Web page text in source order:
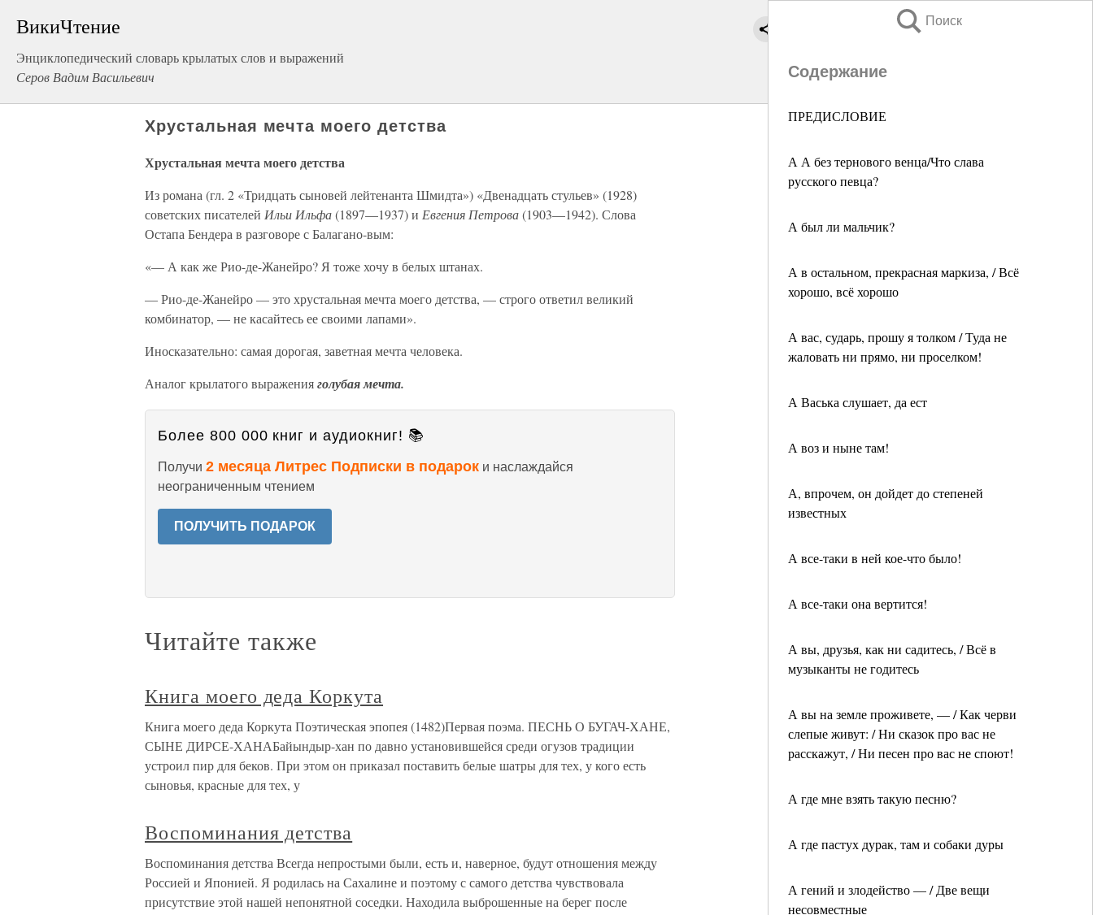
ВикиЧтение
Энциклопедический словарь крылатых слов и выражений
Серов Вадим Васильевич
Поиск
Содержание
ПРЕДИСЛОВИЕ
А А без тернового венца/Что слава
русского певца?
А был ли мальчик?
А в остальном, прекрасная маркиза, / Всё
хорошо, всё хорошо
А вас, сударь, прошу я толком / Туда не
жаловать ни прямо, ни проселком!
А Васька слушает, да ест
А воз и ныне там!
А, впрочем, он дойдет до степеней
известных
А все-таки в ней кое-что было!
А все-таки она вертится!
А вы, друзья, как ни садитесь, / Всё в
музыканты не годитесь
А вы на земле проживете, — / Как черви
слепые живут: / Ни сказок про вас не
расскажут, / Ни песен про вас не споют!
А где мне взять такую песню?
А где пастух дурак, там и собаки дуры
А гений и злодейство — / Две вещи
несовместные
Хрустальная мечта моего детства
Хрустальная мечта моего детства
Из романа (гл. 2 «Тридцать сыновей лейтенанта Шмидта») «Двенадцать стульев» (1928)
советских писателей Ильи Ильфа(1897—1937) и Евгения Петрова(1903—1942). Слова
Остапа Бендера в разговоре с Балагано-вым:
«— А как же Рио-де-Жанейро? Я тоже хочу в белых штанах.
— Рио-де-Жанейро — это хрустальная мечта моего детства, — строго ответил великий
комбинатор, — не касайтесь ее своими лапами».
Иносказательно: самая дорогая, заветная мечта человека.
Аналог крылатого выраженияголубая мечта.
Более 800 000 книг и аудиокниг! 📚
Получи 2 месяца Литрес Подписки в подарок и наслаждайся
неограниченным чтением
ПОЛУЧИТЬ ПОДАРОК
Читайте также
Книга моего деда Коркута
Книга моего деда Коркута Поэтическая эпопея (1482)Первая поэма. ПЕСНЬ О БУГАЧ-ХАНЕ,
СЫНЕ ДИРСЕ-ХАНАБайындыр-хан по давно установившейся среди огузов традиции
устроил пир для беков. При этом он приказал поставить белые шатры для тех, у кого есть
сыновья, красные для тех, у
Воспоминания детства
Воспоминания детства Всегда непростыми были, есть и, наверное, будут отношения между
Россией и Японией. Я родилась на Сахалине и поэтому с самого детства чувствовала
присутствие этой нашей непонятной соседки. Находила выброшенные на берег после